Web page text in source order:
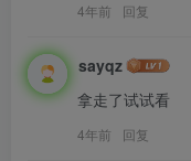
4年前 回复
sayqz
拿走了试试看
4年前 回复